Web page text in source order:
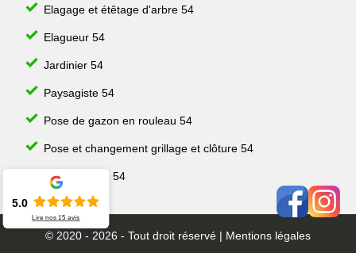
Elagage et étêtage d'arbre 54
Elagueur 54
Jardinier 54
Paysagiste 54
Pose de gazon en rouleau 54
Pose et changement grillage et clôture 54
Taille de haie 54
© 2020 - 2026 - Tout droit réservé | Mentions légales
5.0
Lire nos15 avis